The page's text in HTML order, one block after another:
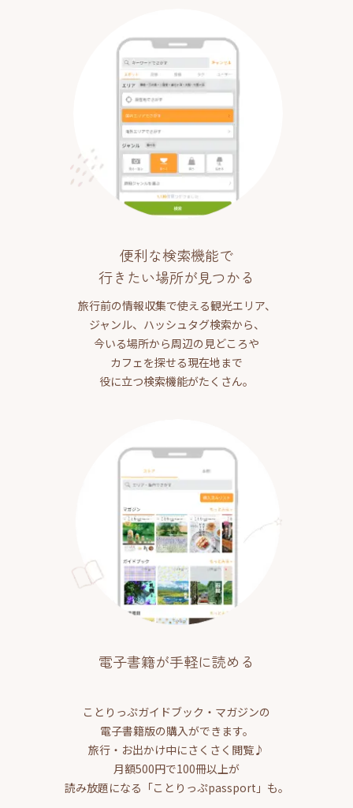
便利な検索機能で
行きたい場所が見つかる
旅行前の情報収集で使える観光エリア、
ジャンル、ハッシュタグ検索から、
今いる場所から周辺の見どころや
カフェを探せる現在地まで
役に立つ検索機能がたくさん。
電子書籍が手軽に読める
ことりっぷガイドブック・マガジンの
電子書籍版の購入ができます。
旅行・お出かけ中にさくさく閲覧♪
月額500円で100冊以上が
読み放題になる「ことりっぷpassport」も。